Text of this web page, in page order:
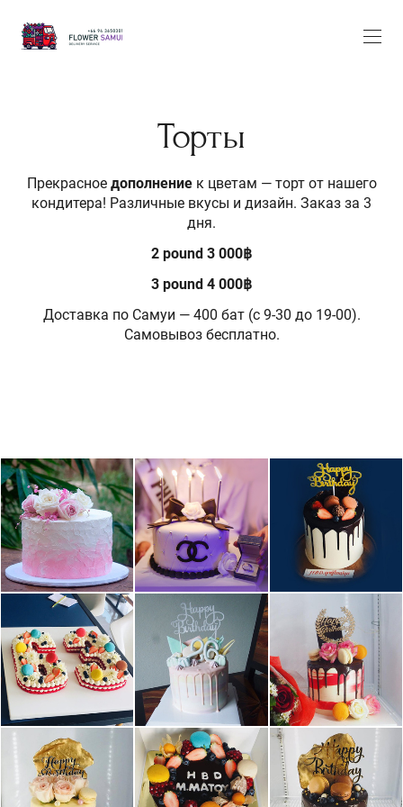
Торты
Прекрасное дополнениек цветам — торт от нашего
кондитера! Различные вкусы и дизайн. Заказ за 3
дня.
2 pound 3 000฿
3 pound 4 000฿
Доставка по Самуи — 400 бат (с 9-30 до 19-00).
Самовывоз бесплатно.